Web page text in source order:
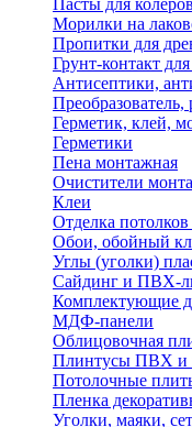
Морилки на
Пропитки для
Грунт-контакт
Антисептики,
Преобразователь,
Герметик, клей,
Герметики
Пена монтажная
Очистители
Клеи
Отделка потолков
Обои, обойный
Углы (уголки)
Сайдинг и ПВХ-
Комплектующие
МДФ-панели
Облицовочная
Плинтусы ПВХ и
Потолочные
Пленка
Уголки, маяки,